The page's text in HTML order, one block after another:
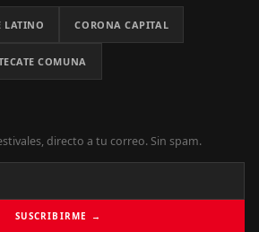
LATINO CORONA CAPITAL
COMUNA
directo a tu correo. Sin spam.
SUSCRIBIRME →